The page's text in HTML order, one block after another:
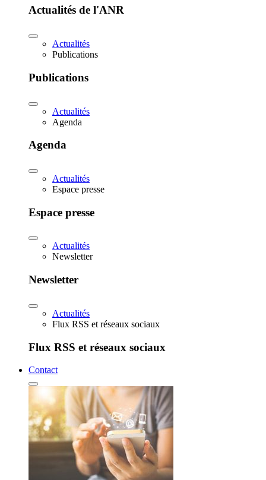
Actualités de l'ANR
Actualités
Publications
Publications
Actualités
Agenda
Agenda
Actualités
Espace presse
Espace presse
Actualités
Newsletter
Newsletter
Actualités
Flux RSS et réseaux sociaux
Flux RSS et réseaux sociaux
Contact